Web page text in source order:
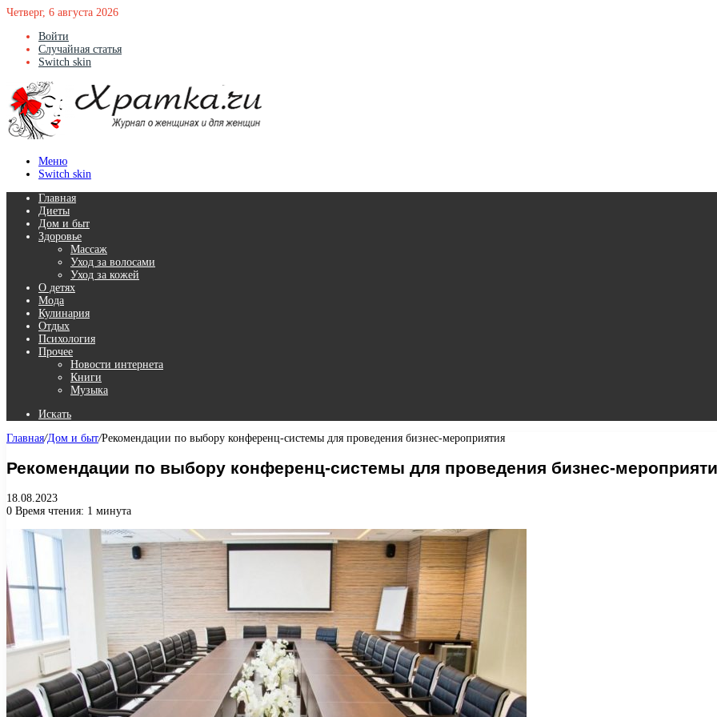
Четверг, 6 августа 2026
Войти
Случайная статья
Switch skin
Меню
Switch skin
Главная
Диеты
Дом и быт
Здоровье
Массаж
Уход за волосами
Уход за кожей
О детях
Мода
Кулинария
Отдых
Психология
Прочее
Новости интернета
Книги
Музыка
Искать
Главная/Дом и быт/Рекомендации по выбору конференц-системы для проведения бизнес-мероприятия
Рекомендации по выбору конференц-системы для проведения бизнес-
18.08.2023
0 Время чтения: 1 минута